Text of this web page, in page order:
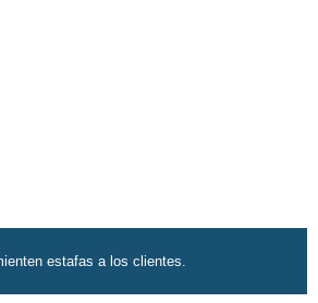
estafas a los clientes.